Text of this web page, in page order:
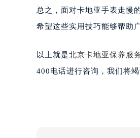
总之，面对卡地亚手表走慢
希望这些实用技巧能够帮助
以上就是北京卡地亚保养服
400电话进行咨询，我们将竭